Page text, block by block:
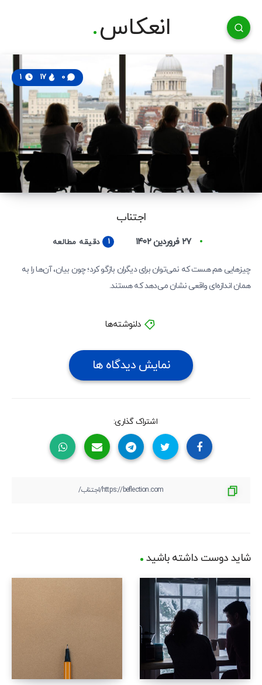
انعکاس
اجتناب
0
17
۲۷ فروردین ۱۴۰۲ 1 دقیقه مطالعه
چیزهایی هم هست که نمی‌توان برای دیگران بازگو کرد؛ چون بیان، آن‌ها را به
همان اندازه‌ای واقعی نشان می‌دهد که هستند.
دلنوشته‌ها
نمایش دیدگاه ها
اشتراک گذاری:
شاید دوست داشته باشید